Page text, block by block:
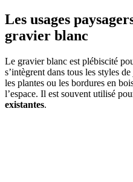
Les usages
gravier blanc
Le gravier blanc est plébiscité
s’intègrent dans tous les styles
les plantes ou les bordures en
l’espace. Il est souvent utilisé
existantes.